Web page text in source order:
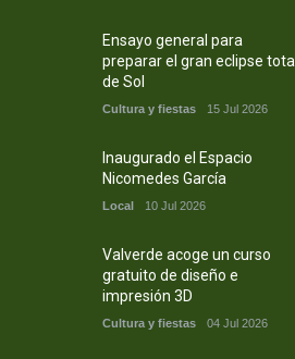
Ensayo general para
preparar el gran eclipse total
de Sol
Cultura y fiestas 15 Jul 2026
Inaugurado el Espacio
Nicomedes García
Local 10 Jul 2026
Valverde acoge un curso
gratuito de diseño e
impresión 3D
Cultura y fiestas 04 Jul 2026